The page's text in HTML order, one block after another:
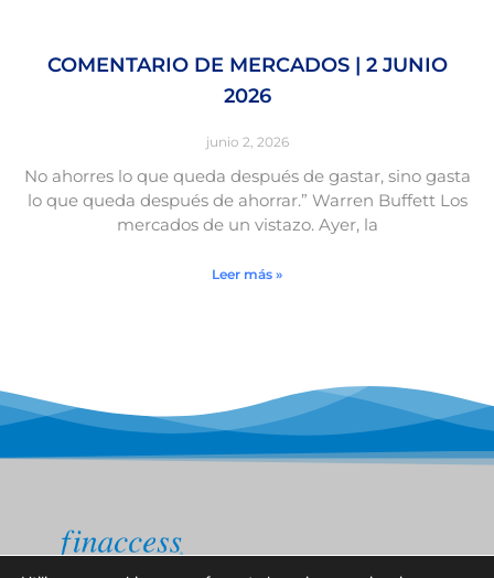
COMENTARIO DE MERCADOS | 2 JUNIO
2026
junio 2, 2026
No ahorres lo que queda después de gastar, sino gasta
lo que queda después de ahorrar.” Warren Buffett Los
mercados de un vistazo. Ayer, la
Leer más »